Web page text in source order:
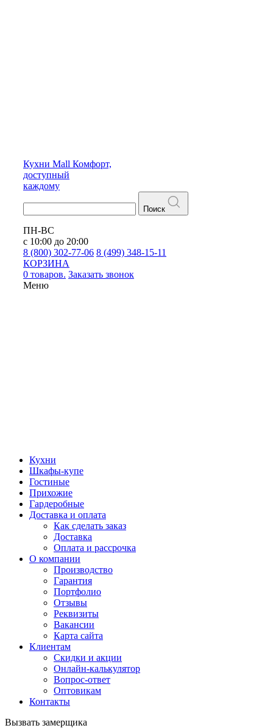
Кухни Mall Комфорт,
доступный
каждому
Поиск
ПН-ВС
с 10:00 до 20:00
8 (800) 302-77-06 8 (499) 348-15-11
КОРЗИНА
0 товаров. Заказать звонок
Меню
Кухни
Шкафы-купе
Гостиные
Прихожие
Гардеробные
Доставка и оплата
Как сделать заказ
Доставка
Оплата и рассрочка
О компании
Производство
Гарантия
Портфолио
Отзывы
Реквизиты
Вакансии
Карта сайта
Клиентам
Скидки и акции
Онлайн-калькулятор
Вопрос-ответ
Оптовикам
Контакты
Вызвать замерщика